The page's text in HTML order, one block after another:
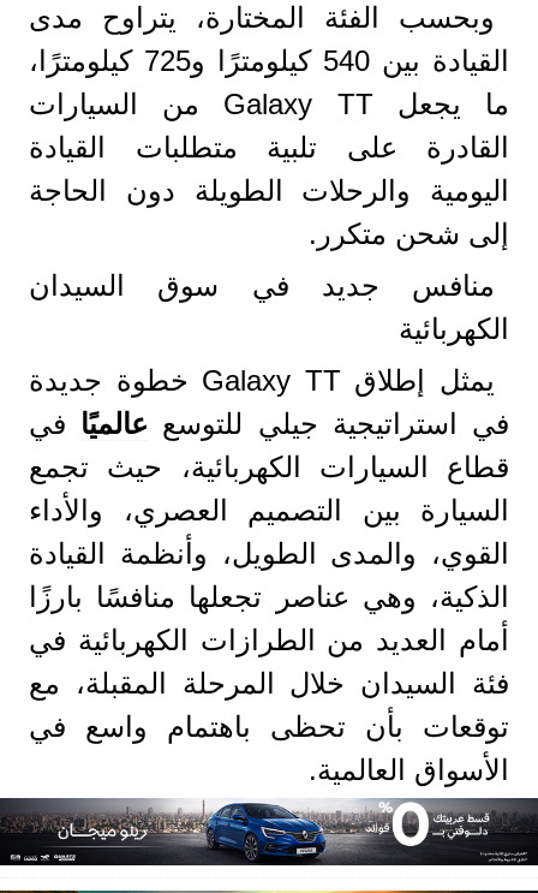
وبحسب الفئة المختارة، يتراوح مدى
القيادة بين 540 كيلومترًا و725 كيلومترًا،
ما يجعل Galaxy TT من السيارات
القادرة على تلبية متطلبات القيادة
اليومية والرحلات الطويلة دون الحاجة
إلى شحن متكرر.
منافس جديد في سوق السيدان
الكهربائية
يمثل إطلاق Galaxy TT خطوة جديدة
في استراتيجية جيلي للتوسع عالميًا في
قطاع السيارات الكهربائية، حيث تجمع
السيارة بين التصميم العصري، والأداء
القوي، والمدى الطويل، وأنظمة القيادة
الذكية، وهي عناصر تجعلها منافسًا بارزًا
أمام العديد من الطرازات الكهربائية في
فئة السيدان خلال المرحلة المقبلة، مع
توقعات بأن تحظى باهتمام واسع في
الأسواق العالمية.